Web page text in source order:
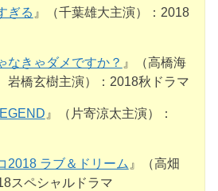
ぎる 』（千葉雄大主演）：2018
なきゃダメですか？ 』（高橋海
岩橋玄樹主演）：2018秋ドラマ
』（片寄涼太主演）：
2018 ラブ＆ドリーム 』（高畑
スペシャルドラマ